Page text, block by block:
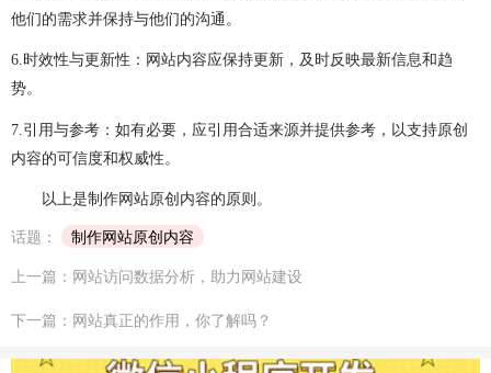
成都app开发 app制作
app开发公司 app制作公司 手机app开发
app开发多少钱
企业网站建设 企业网站制作
成都网站建设 成都网站制作 网站建设费用
他们的需求并保持与他们的沟通。
6.时效性与更新性：网站内容应保持更新，及时反映最新信息和趋
势。
7. 引用与参考：如有必要，应引用合适来源并提供参考，以支持原创
内容的可信度和权威性。
以上是制作网站原创内容的原则。
话题：
制作网站原创内容
上一篇：网站访问数据分析，助力网站建设
下一篇：网站真正的作用，你了解吗？